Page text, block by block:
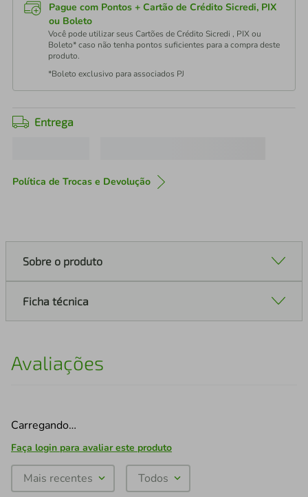
Pague com Pontos + Cartão de Crédito Sicredi, PIX
ou Boleto
Você pode utilizar seus Cartões de Crédito Sicredi , PIX ou
Boleto* caso não tenha pontos suficientes para a compra deste
produto.
*Boleto exclusivo para associados PJ
Entrega
Política de Trocas e Devolução
Sobre o produto
Ficha técnica
Avaliações
Carregando…
Faça login para avaliar este produto
Mais recentes Todos